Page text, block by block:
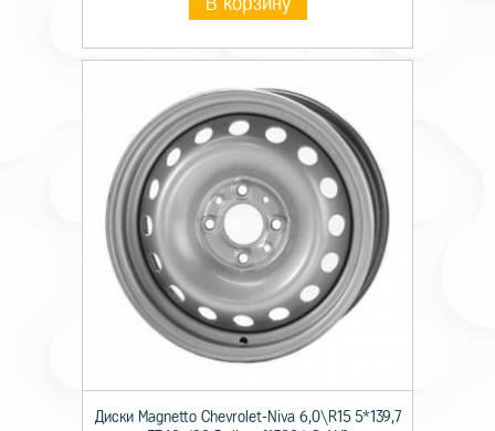
Диски Magnetto Chevrolet-Niva 6,0\R15 5*139,7